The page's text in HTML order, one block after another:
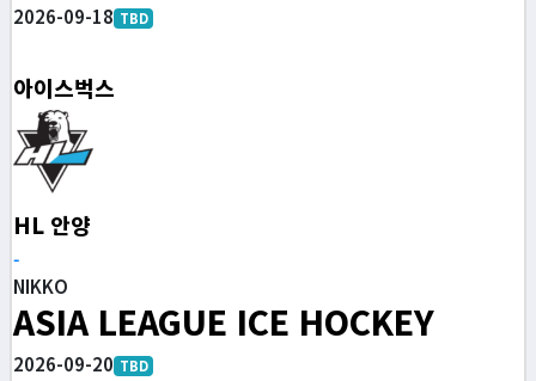
2026-09-18 TBD
아이스벅스
HL 안양
-
NIKKO
ASIA LEAGUE ICE HOCKEY
2026-09-20 TBD